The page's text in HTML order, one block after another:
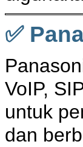
✅
VoIP,
untuk
dan